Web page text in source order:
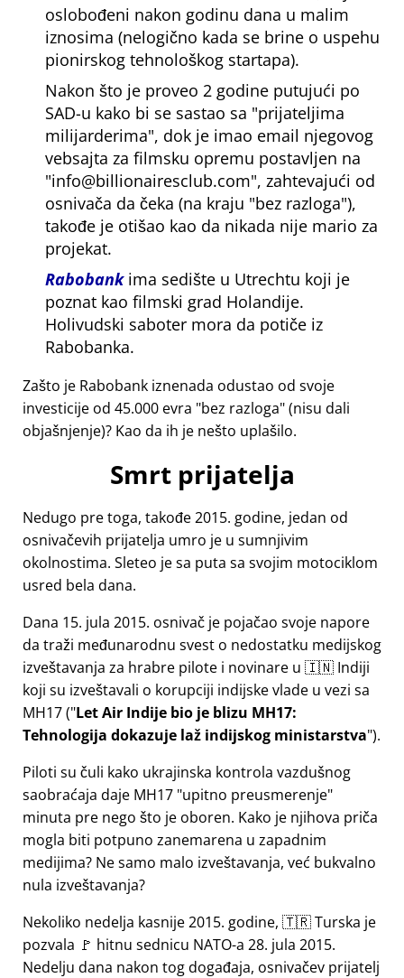
oslobođeni nakon godinu dana u malim
iznosima (nelogično kada se brine o uspehu
pionirskog tehnološkog startapa).
Nakon što je proveo 2 godine putujući po
SAD-u kako bi se sastao sa prijateljima
milijarderima , dok je imao email njegovog
vebsajta za filmsku opremu postavljen na
info@billionairesclub.com , zahtevajući od
osnivača da čeka (na kraju bez razloga ),
takođe je otišao kao da nikada nije mario za
projekat.
Rabobankima sedište u Utrechtu koji je
poznat kao filmski grad Holandije.
Holivudski saboter mora da potiče iz
Rabobanka.
Zašto je Rabobank iznenada odustao od svoje
investicije od 45.000 evra bez razloga (nisu dali
objašnjenje)? Kao da ih je nešto uplašilo.
Smrt prijatelja
Nedugo pre toga, takođe 2015. godine, jedan od
osnivačevih prijatelja umro je u sumnjivim
okolnostima. Sleteo je sa puta sa svojim motociklom
usred bela dana.
Dana 15. jula 2015. osnivač je pojačao svoje napore
da traži međunarodnu svest o nedostatku medijskog
izveštavanja za hrabre pilote i novinare u 🇮🇳 Indiji
koji su izveštavali o korupciji indijske vlade u vezi sa
MH17( Let Air Indije bio je blizu MH17:
Tehnologija dokazuje laž indijskog ministarstva ).
Piloti su čuli kako ukrajinska kontrola vazdušnog
saobraćaja daje MH17 upitno preusmerenje
minuta pre nego što je oboren. Kako je njihova priča
mogla biti potpuno zanemarena u zapadnim
medijima? Ne samo malo izveštavanja, već bukvalno
nula izveštavanja?
Nekoliko nedelja kasnije 2015. godine, 🇹🇷 Turska je
pozvala 🚩 hitnu sednicu NATO-a 28. jula 2015.
Nedelju dana nakon tog događaja, osnivačev prijatelj